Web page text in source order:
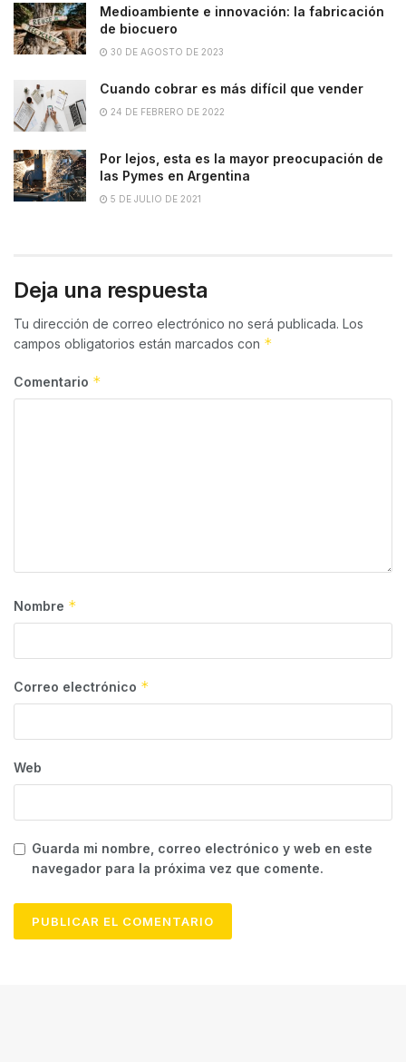
Medioambiente e innovación: la fabricación
de biocuero
30 DE AGOSTO DE 2023
Cuando cobrar es más difícil que vender
24 DE FEBRERO DE 2022
Por lejos, esta es la mayor preocupación de
las Pymes en Argentina
5 DE JULIO DE 2021
Deja una respuesta
Tu dirección de correo electrónico no será publicada. Los
campos obligatorios están marcados con *
Comentario *
Nombre *
Correo electrónico *
Web
Guarda mi nombre, correo electrónico y web en este
navegador para la próxima vez que comente.